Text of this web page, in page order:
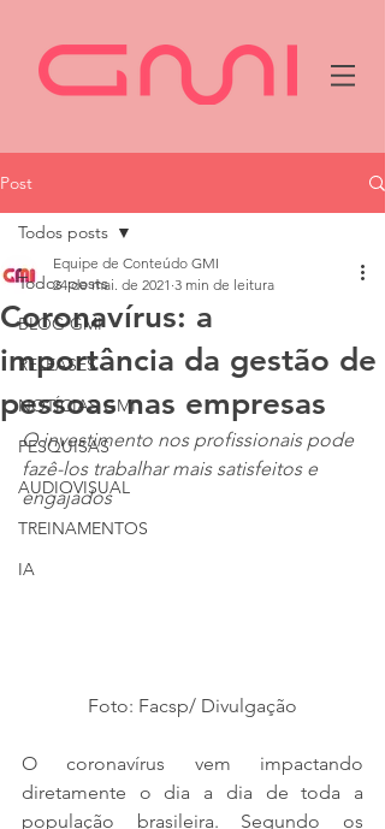
Post
Todos posts
BLOG GMI
RELEASES
NOTÍCIAS GMI
PESQUISAS
AUDIOVISUAL
TREINAMENTOS
IA
Todos posts
Coronavírus: a
importância da gestão de
pessoas nas empresas
Equipe de Conteúdo GMI
24 de mai. de 2021 3 min de leitura
O investimento nos profissionais pode
fazê-los trabalhar mais satisfeitos e
engajados
Foto: Facsp/ Divulgação
O coronavírus vem impactando
diretamente o dia a dia de toda a
população brasileira. Segundo os